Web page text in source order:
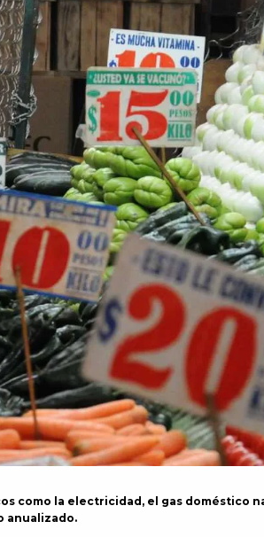
como la electricidad, el gas doméstico
anualizado.